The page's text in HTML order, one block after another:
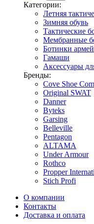
Категории:
Летняя
Зимняя обувь
Тактические
Мембранные
Ботинки
Гамаши
Аксессуары
Бренды:
Cove Shoe
Original SWAT
Danner
Byteks
Garsing
Belleville
Pentagon
ALTAMA
Under Armour
Rothco
Propper
Stich Profi
О компании
Контакты
Доставка и оплата